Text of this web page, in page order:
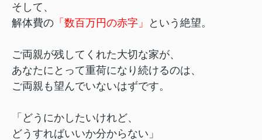
そして、
解体費の 「数百万円の赤字」 という絶望。
ご両親が残してくれた大切な家が、
あなたにとって重荷になり続けるのは、
ご両親も望んでいないはずです。
「どうにかしたいけれど、
どうすればいいか分からない」